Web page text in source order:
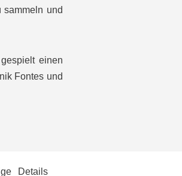
sammeln und
einen
Fontes und
Details